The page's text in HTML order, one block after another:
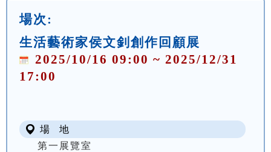
場次:
生活藝術家侯文釗創作回顧展
2025/10/16 09:00 ~ 2025/12/31
17:00
場 地
第一展覽室